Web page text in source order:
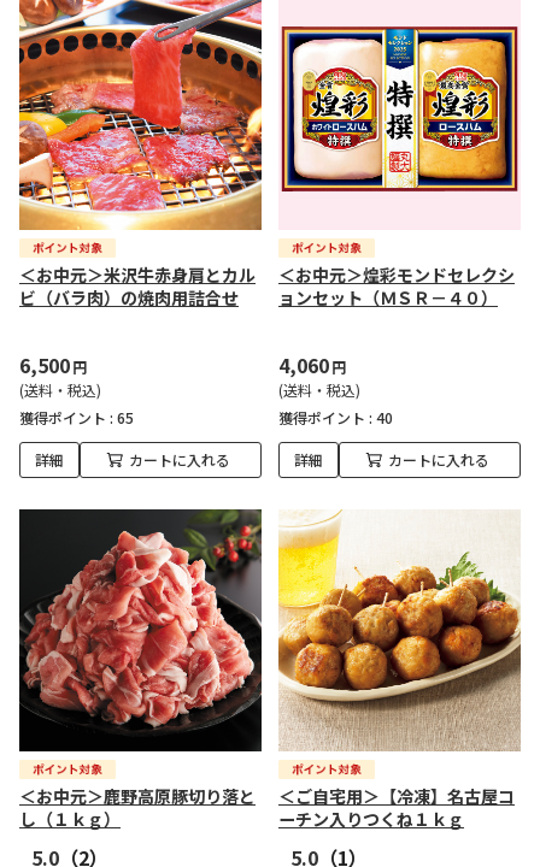
＜お中元＞米沢牛赤身肩とカル
ビ（バラ肉）の焼肉用詰合せ
6,500円
(送料・税込)
獲得ポイント : 65
詳細 カートに入れる
＜お中元＞煌彩モンドセレクシ
ョンセット（ＭＳＲ－４０）
4,060円
(送料・税込)
獲得ポイント : 40
詳細 カートに入れる
＜お中元＞鹿野高原豚切り落と
し（１ｋｇ）
5.0 （2）
＜ご自宅用＞【冷凍】名古屋コ
ーチン入りつくね１ｋｇ
5.0 （1）